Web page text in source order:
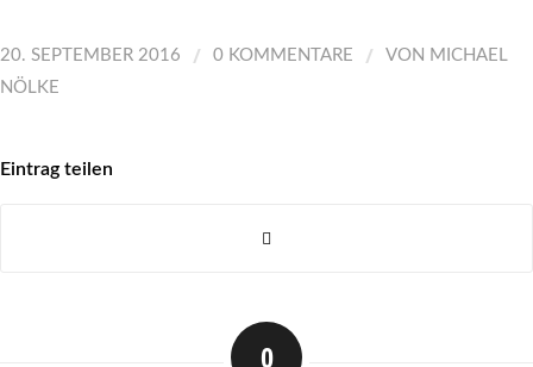
20. SEPTEMBER 2016 / 0 KOMMENTARE / VON MICHAEL
NÖLKE
Eintrag teilen
0